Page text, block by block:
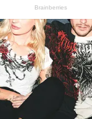
Brainberries